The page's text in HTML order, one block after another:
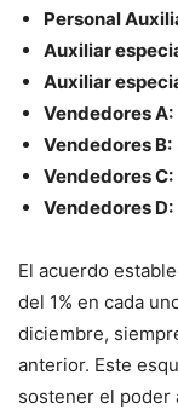
Personal
Auxiliar
Auxiliar
Vendedores A:
Vendedores B:
Vendedores C:
Vendedores D:
El acuerdo
del 1% en cada
diciembre,
anterior. Este
sostener el poder